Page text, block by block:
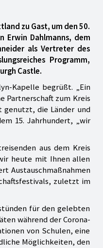
zu Gast, um den 50.
Dahlmanns, dem
als Vertreter des
Programm,
Castle.
Kapelle begrüßt. „Ein
Partnerschaft zum Kreis
genutzt, die Länder und
15. Jahrhundert, „wir
aus dem Kreis
heute mit Ihnen allen
Austauschmaßnahmen
zuletzt im
für den gelebten
während der Corona-
von Schulen, eine
Möglichkeiten, den